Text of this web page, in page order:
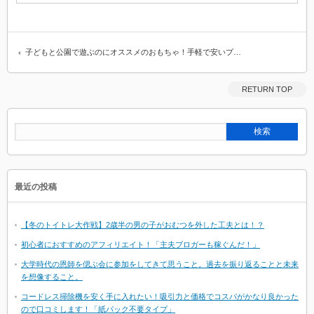
子どもと公園で遊ぶのにオススメのおもちゃ！手軽で安いプ…
RETURN TOP
最近の投稿
【冬のトイトレ大作戦】2歳半の男の子がおむつを外した工夫とは！？
初心者におすすめのアフィリエイト！「主夫ブロガーも稼ぐんだ！」
大学時代の恩師を偲ぶ会に参加をしてきて思うこと。過去を振り返ることと未来
を想像すること。
コードレス掃除機を安く手に入れたい！吸引力と価格でコスパがかなり良かった
ので口コミします！「紙パック不要タイプ」